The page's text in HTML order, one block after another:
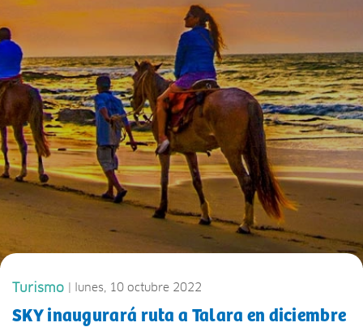
Turismo | lunes, 10 octubre 2022
SKY inaugurará ruta a Talara en diciembre